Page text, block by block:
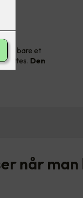
det bare et
Den
når